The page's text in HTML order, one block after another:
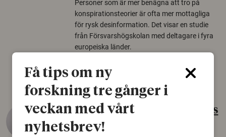
Personer som är mer benägna att tro på
konspirationsteorier är ofta mer mottagliga
för rysk desinformation. Det visar en studie
från Försvarshögskolan med deltagare i fyra
europeiska länder.
Gammalt skinn var Sveriges
äldsta sko
Få tips om ny
forskning tre gånger i
veckan med vårt
nyhetsbrev!